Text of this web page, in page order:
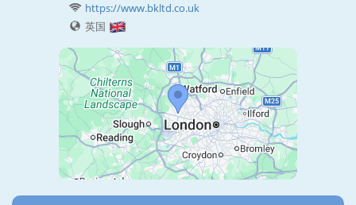
https://www.bkltd.co.uk
英国